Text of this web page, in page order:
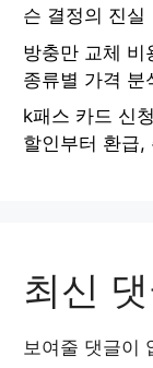
슨 결정의 진실
방충만 교체 비
종류별 가격 분
k패스 카드 신
할인부터 환급,
최신
보여줄 댓글이